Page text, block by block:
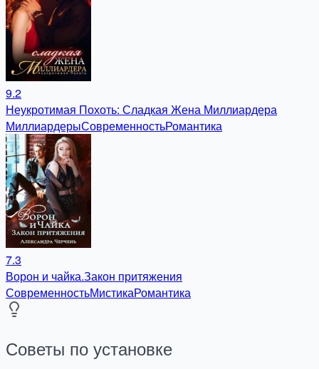
9.2
Неукротимая Похоть: Сладкая Жена Миллиардера
МиллиардерыСовременностьРомантика
7.3
Ворон и чайка.Закон притяжения
СовременностьМистикаРомантика
Советы по установке